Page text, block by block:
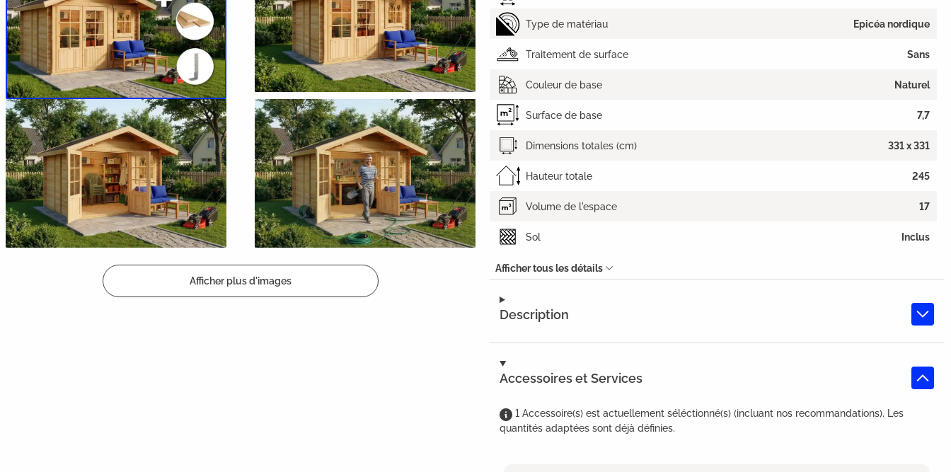
Afficher plus d'images
Description
Accessoires et Services
1 Accessoire(s) est actuellement séléctionné(s) (incluant nos recommandations). Les
quantités adaptées sont déjà définies.
Type de matériau Epicéa nordique
Traitement de surface Sans
Couleur de base Naturel
Surface de base 7,7
Dimensions totales (cm) 331 x 331
Hauteur totale 245
Volume de l'espace 17
Sol Inclus
Afficher tous les détails